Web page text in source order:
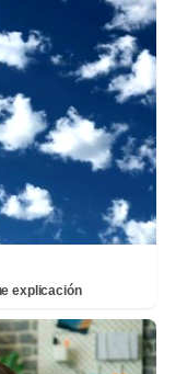
explicación